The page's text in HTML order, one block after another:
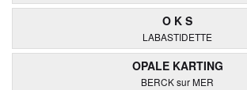
O K S
LABASTIDETTE
OPALE KARTING
BERCK sur MER